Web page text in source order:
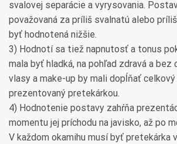
svalovej separácie a vyrysovania.
považovaná za príliš svalnatú alebo
byť hodnotená nižšie.
3) Hodnotí sa tiež napnutosť a tonus
mala byť hladká, na pohľad zdravá a bez
vlasy a make-up by mali dopĺňať celkový
prezentovaný pretekárkou.
4) Hodnotenie postavy zahŕňa
momentu jej príchodu na javisko, až po
V každom okamihu musí byť pretekárka